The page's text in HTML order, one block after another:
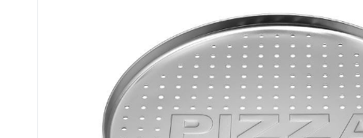
і кавоварок
до кухонних
комбайнів